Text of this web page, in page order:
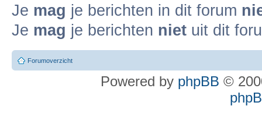
Je mag je berichten in dit forum
Je mag je berichten niet uit dit
Forumoverzicht
Powered by phpBB ©